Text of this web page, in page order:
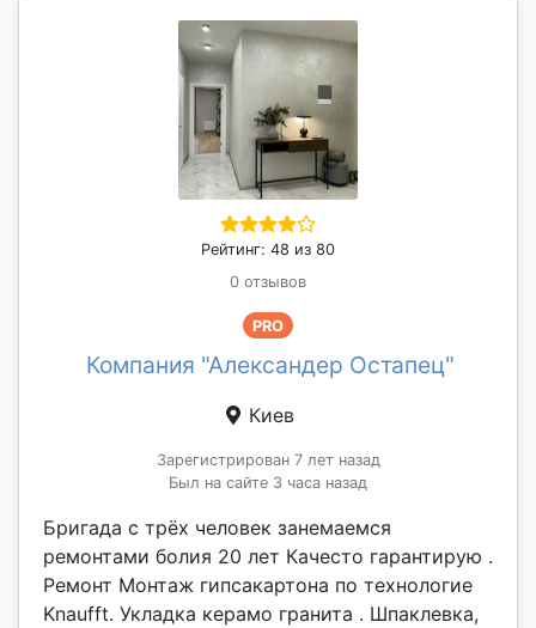
Рейтинг: 48 из 80
0 отзывов
PRO
Компания "Александер Остапец"
Киев
Зарегистрирован 7 лет назад
Был на сайте 3 часа назад
Бригада с трёх человек занемаемся
ремонтами болия 20 лет Качесто гарантирую .
Ремонт Монтаж гипсакартона по технологие
Knaufft. Укладка керамо гранита . Шпаклевка,